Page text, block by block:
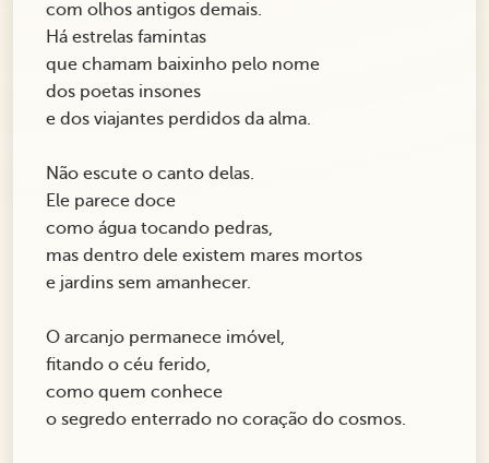
com olhos antigos demais.
Há estrelas famintas
que chamam baixinho pelo nome
dos poetas insones
e dos viajantes perdidos da alma.
Não escute o canto delas.
Ele parece doce
como água tocando pedras,
mas dentro dele existem mares mortos
e jardins sem amanhecer.
O arcanjo permanece imóvel,
fitando o céu ferido,
como quem conhece
o segredo enterrado no coração do cosmos.